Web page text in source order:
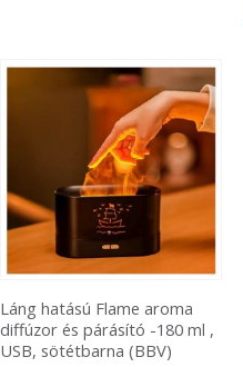
Láng hatású Flame aroma
diffúzor és párásító -180 ml ,
USB, sötétbarna (BBV)